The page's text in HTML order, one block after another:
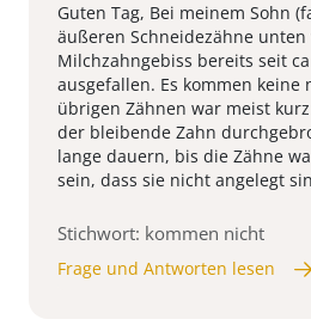
Guten Tag, Bei meinem Sohn
äußeren Schneidezähne unten
Milchzahngebiss bereits seit
ausgefallen. Es kommen keine
übrigen Zähnen war meist
der bleibende Zahn
lange dauern, bis die Zähne
sein, dass sie nicht angelegt
Stichwort: kommen nicht
Frage und Antworten lesen